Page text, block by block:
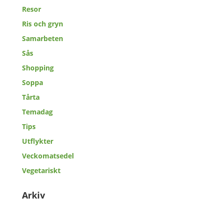
Resor
Ris och gryn
Samarbeten
Sås
Shopping
Soppa
Tårta
Temadag
Tips
Utflykter
Veckomatsedel
Vegetariskt
Arkiv